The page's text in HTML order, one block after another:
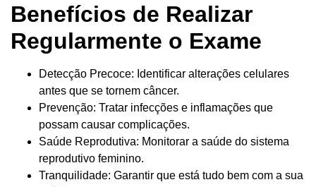
Benefícios de Realizar
Regularmente o Exame
Detecção Precoce: Identificar alterações celulares
antes que se tornem câncer.
Prevenção: Tratar infecções e inflamações que
possam causar complicações.
Saúde Reprodutiva: Monitorar a saúde do sistema
reprodutivo feminino.
Tranquilidade: Garantir que está tudo bem com a sua